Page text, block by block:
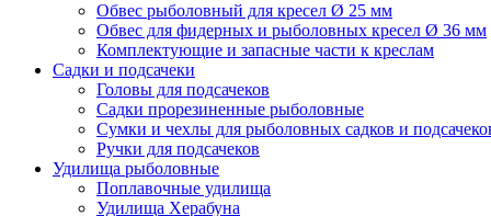
Обвес рыболовный для кресел Ø 25 мм
Обвес для фидерных и рыболовных кресел Ø 36 мм
Комплектующие и запасные части к креслам
Садки и подсачеки
Головы для подсачеков
Садки прорезиненные рыболовные
Сумки и чехлы для рыболовных садков и
Ручки для подсачеков
Удилища рыболовные
Поплавочные удилища
Удилища Херабуна